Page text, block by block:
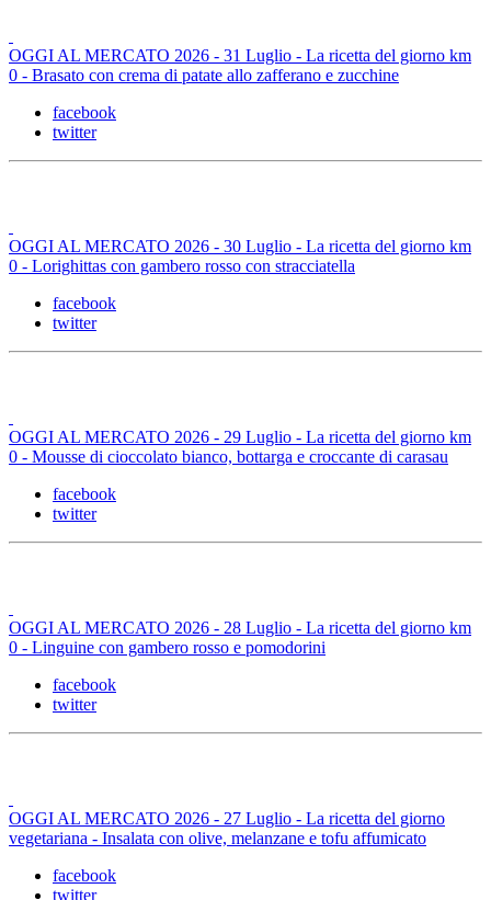
OGGI AL MERCATO 2026 - 31 Luglio - La ricetta del giorno km
0 - Brasato con crema di patate allo zafferano e zucchine
facebook
twitter
OGGI AL MERCATO 2026 - 30 Luglio - La ricetta del giorno km
0 - Lorighittas con gambero rosso con stracciatella
facebook
twitter
OGGI AL MERCATO 2026 - 29 Luglio - La ricetta del giorno km
0 - Mousse di cioccolato bianco, bottarga e croccante di carasau
facebook
twitter
OGGI AL MERCATO 2026 - 28 Luglio - La ricetta del giorno km
0 - Linguine con gambero rosso e pomodorini
facebook
twitter
OGGI AL MERCATO 2026 - 27 Luglio - La ricetta del giorno
vegetariana - Insalata con olive, melanzane e tofu affumicato
facebook
twitter